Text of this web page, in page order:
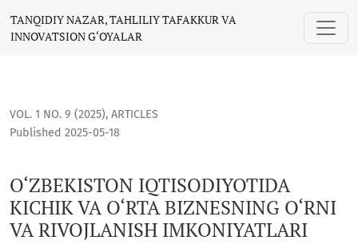
O‘ZBEKISTON IQTISODIYOTIDA KICHIK VA O‘RTA
TANQIDIY NAZAR, TAHLILIY TAFAKKUR VA
INNOVATSION G‘OYALAR
VOL. 1 NO. 9 (2025), ARTICLES
O‘ZBEKISTON IQTISODIYOTIDA
KICHIK VA O‘RTA BIZNESNING O‘RNI
VA RIVOJLANISH IMKONIYATLARI
Published 2025-05-18